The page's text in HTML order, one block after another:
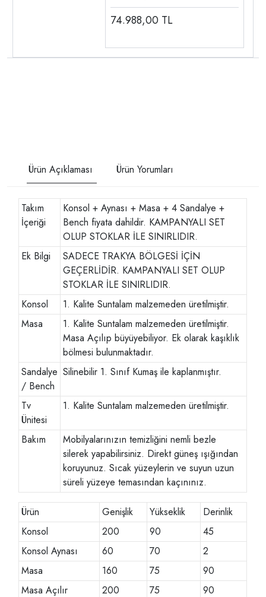
74.988,00 TL
Ürün Açıklaması Ürün Yorumları
Takım
İçeriği
Konsol + Aynası + Masa + 4 Sandalye +
Bench fiyata dahildir. KAMPANYALI SET
OLUP STOKLAR İLE SINIRLIDIR.
Ek Bilgi
SADECE TRAKYA BÖLGESİ İÇİN
GEÇERLİDİR. KAMPANYALI SET OLUP
STOKLAR İLE SINIRLIDIR.
Konsol
1. Kalite Suntalam malzemeden üretilmiştir.
Masa
1. Kalite Suntalam malzemeden üretilmiştir.
Masa Açılıp büyüyebiliyor. Ek olarak kaşıklık
bölmesi bulunmaktadır.
Sandalye
/ Bench
Silinebilir 1. Sınıf Kumaş ile kaplanmıştır.
Tv
Ünitesi
1. Kalite Suntalam malzemeden üretilmiştir.
Bakım
Mobilyalarınızın temizliğini nemli bezle
silerek yapabilirsiniz. Direkt güneş ışığından
koruyunuz. Sıcak yüzeylerin ve suyun uzun
süreli yüzeye temasından kaçınınız.
Ürün Genişlik Yükseklik
Derinlik
Konsol
200 90
45
Konsol Aynası
60 70
2
Masa
160 75
90
Masa Açılır
200 75 90